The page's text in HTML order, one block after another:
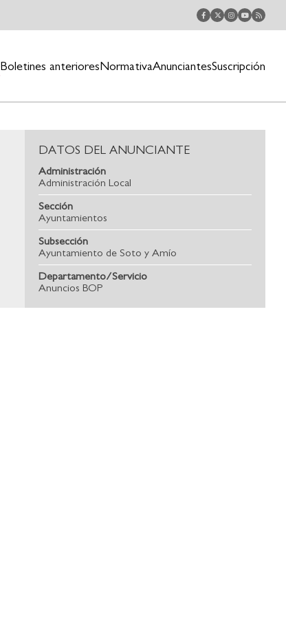
Boletines anteriores NormativaAnunciantesSuscripción
DATOS DEL ANUNCIANTE
Administración
Administración Local
Sección
Ayuntamientos
Subsección
Ayuntamiento de Soto y Amío
Departamento/Servicio
Anuncios BOP